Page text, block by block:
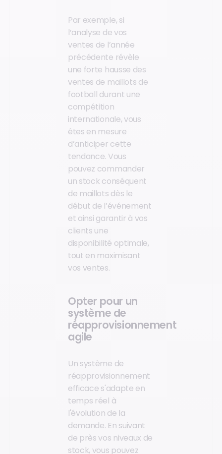
Par exemple, si
l’analyse de vos
ventes de l’année
précédente révèle
une forte hausse des
ventes de maillots de
football durant une
compétition
internationale, vous
êtes en mesure
d’anticiper cette
tendance. Vous
pouvez commander
un stock conséquent
de maillots dès le
début de l’événement
et ainsi garantir à vos
clients une
disponibilité optimale,
tout en maximisant
vos ventes.
Opter pour un
système de
réapprovisionnement
agile
Un système de
réapprovisionnement
efficace s'adapte en
temps réel à
l'évolution de la
demande. En suivant
de près vos niveaux de
stock, vous pouvez